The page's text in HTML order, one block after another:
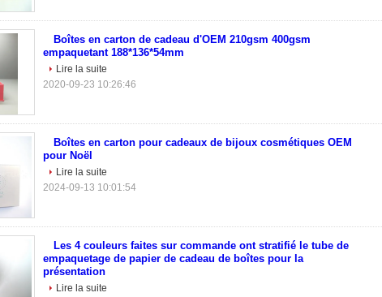
Boîtes en carton de cadeau d'OEM 210gsm 400gsm
empaquetant 188*136*54mm
Lire la suite
2020-09-23 10:26:46
Boîtes en carton pour cadeaux de bijoux cosmétiques OEM
pour Noël
Lire la suite
2024-09-13 10:01:54
Les 4 couleurs faites sur commande ont stratifié le tube de
empaquetage de papier de cadeau de boîtes pour la
présentation
Lire la suite